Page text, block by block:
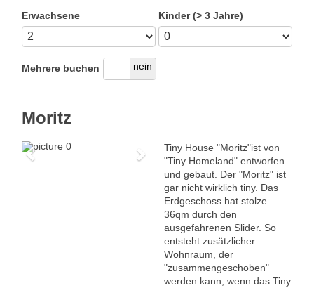
Erwachsene Kinder (> 3 Jahre)
Mehrere buchen
ja nein
Moritz
Previous NextTiny House "Moritz"ist von
"Tiny Homeland" entworfen
und gebaut. Der "Moritz" ist
gar nicht wirklich tiny. Das
Erdgeschoss hat stolze
36qm durch den
ausgefahrenen Slider. So
entsteht zusätzlicher
Wohnraum, der
"zusammengeschoben"
werden kann, wenn das Tiny